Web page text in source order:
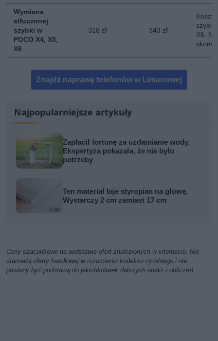
Wymiana
stłuczonej
szybki w
POCO X4, X5,
X6
318 zł 343 zł
Koszt
szybki
X6.
Znajdź naprawę telefonów w Limanowej
Najpopularniejsze artykuły
Zapłacił fortunę za uzdatnianie wody.
Ekspertyza pokazała, że nie było
potrzeby
Ten materiał bije styropian na głowę.
Wystarczy 2 cm zamiast 17 cm
Ceny szacunkowe na podstawie ofert znalezionych w internecie. Nie
stanowią oferty handlowej w rozumieniu kodeksu cywilnego i nie
powinny być podstawą do jakichkolwiek dalszych analiz i obliczeń